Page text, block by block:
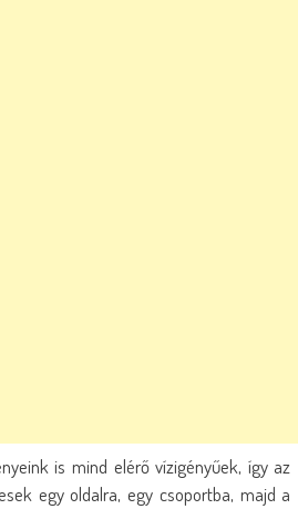
is mind elérő vízigényűek, így az
egy oldalra, egy csoportba, majd a